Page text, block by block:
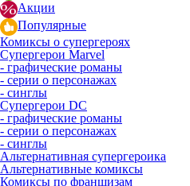
Акции
Популярные
Комиксы о супергероях
Супергерои Marvel
- графические романы
- серии о персонажах
- синглы
Супергерои DC
- графические романы
- серии о персонажах
- синглы
Альтернативная супергероика
Альтернативные комиксы
Комиксы по франшизам